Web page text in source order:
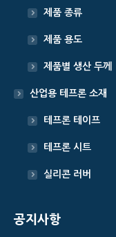
제품 종류
제품 용도
제품별 생산 두께
산업용 테프론 소재
테프론 테이프
테프론 시트
실리콘 러버
공지사항